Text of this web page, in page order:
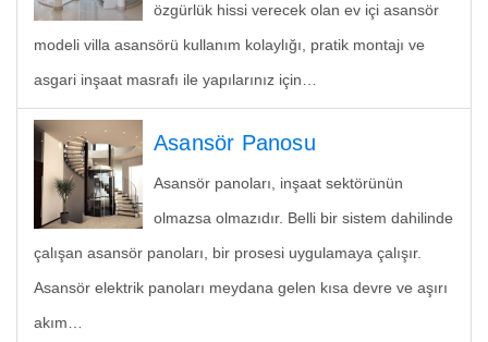
özgürlük hissi verecek olan ev içi asansör
modeli villa asansörü kullanım kolaylığı, pratik montajı ve
asgari inşaat masrafı ile yapılarınız için…
Asansör Panosu
Asansör panoları, inşaat sektörünün
olmazsa olmazıdır. Belli bir sistem dahilinde
çalışan asansör panoları, bir prosesi uygulamaya çalışır.
Asansör elektrik panoları meydana gelen kısa devre ve aşırı
akım…